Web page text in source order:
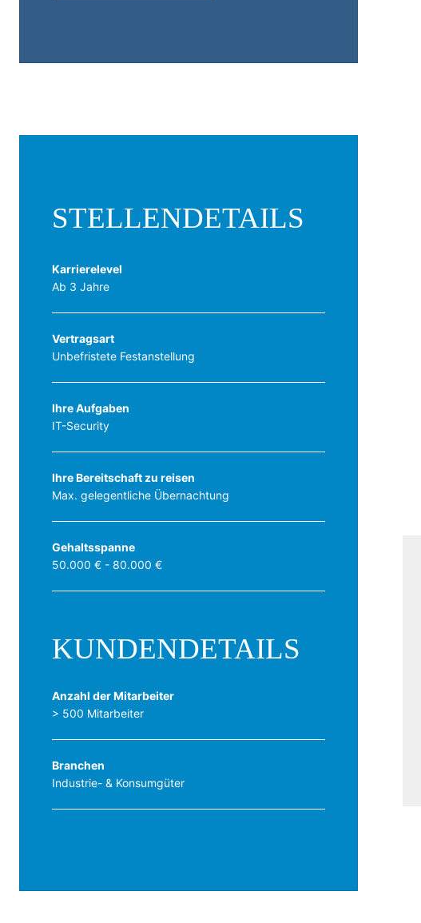
STELLENDETAILS
Karrierelevel
Ab 3 Jahre
Vertragsart
Unbefristete Festanstellung
Ihre Aufgaben
IT-Security
Ihre Bereitschaft zu reisen
Max. gelegentliche Übernachtung
Gehaltsspanne
50.000 € - 80.000 €
KUNDENDETAILS
Anzahl der Mitarbeiter
> 500 Mitarbeiter
Branchen
Industrie- & Konsumgüter